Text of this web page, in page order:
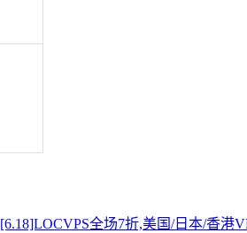
[6.18]LOCVPS全场7折,美国/日本/香港